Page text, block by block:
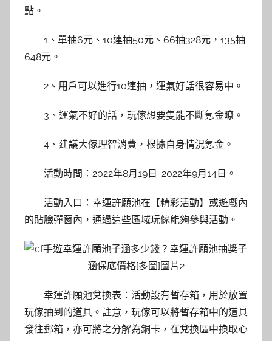
點。
1、單抽6元、10連抽50元、66抽328元，135抽
648元。
2、用戶可以進行10連抽，運氣好話很容易中。
3、運氣不好的話，玩傢想要隻能不斷氪金瞭。
4、建議大傢理智消費，根據自身情況氪金。
活動時間：2022年8月19日-2022年9月14日。
活動入口：幸運許願池在【精彩活動】或遊戲內
的貼臉彈窗內，通過這些區域玩傢能夠參與活動。
幸運許願池兌換表：活動設有暫存箱，用於放置
玩傢抽到的道具。註意，玩傢可以將暫存箱中的道具
發往郵箱，亦可將之分解為銅卡，在兌換區中換取心